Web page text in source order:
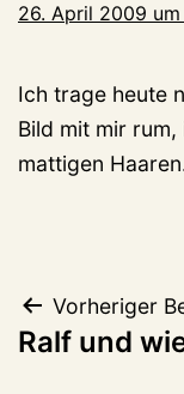
26. April 2009 um
Ich trage heute
Bild mit mir
mattigen
Vorheriger
Ralf und